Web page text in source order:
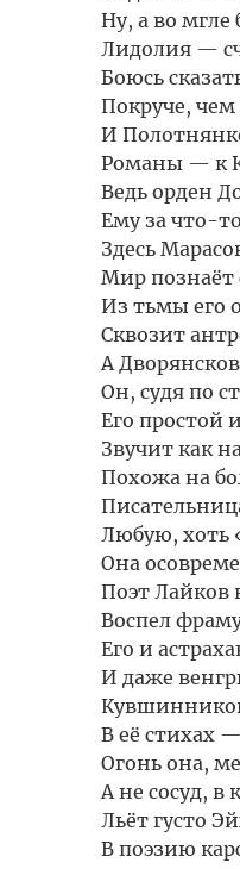
Ну, а во
Лидолия —
Боюсь
Покруче, чем
И
Романы — к
Ведь орден
Ему за что-
Здесь
Мир познаёт
Из тьмы его
Сквозит
А
Он, судя по
Его простой
Звучит как
Похожа на
Любую, хоть
Она
Поэт Лайков
Воспел
Его и
И даже
В её стихах
Огонь она,
А не сосуд, в
Льёт густо
В поэзию